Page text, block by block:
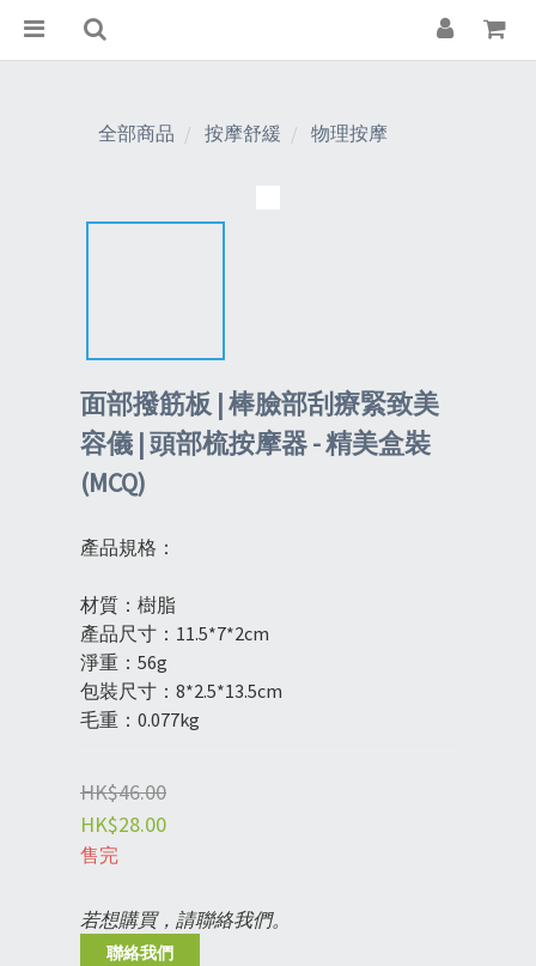
全部商品 按摩舒緩 物理按摩
面部撥筋板 | 棒臉部刮療緊致美
容儀 | 頭部梳按摩器 - 精美盒裝
(MCQ)
產品規格：
材質：樹脂
產品尺寸：11.5*7*2cm
淨重：56g
包裝尺寸：8*2.5*13.5cm
毛重：0.077kg
HK$46.00
HK$28.00
售完
若想購買，請聯絡我們。
聯絡我們